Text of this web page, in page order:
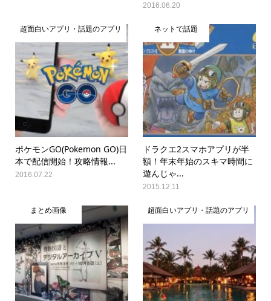
2016.06.20
超面白いアプリ・話題のアプリ
ポケモンGO(Pokemon GO)日
本で配信開始！攻略情報...
2016.07.22
ネットで話題
ドラクエ2スマホアプリが半
額！年末年始のスキマ時間に
遊んじゃ...
2015.12.11
まとめ画像 超面白いアプリ・話題のアプリ